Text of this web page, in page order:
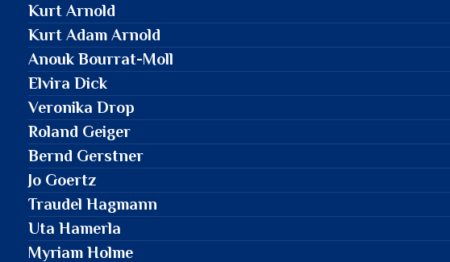
Kurt Arnold
Kurt Adam Arnold
Anouk Bourrat-Moll
Elvira Dick
Veronika Drop
Roland Geiger
Bernd Gerstner
Jo Goertz
Traudel Hagmann
Uta Hamerla
Myriam Holme